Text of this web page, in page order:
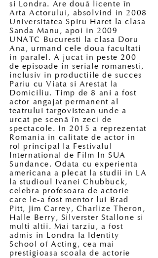
si Londra. Are douã licente în
Arta Actorului, absolvind in 2008
Universitatea Spiru Haret la clasa
Sanda Manu, apoi in 2009
UNATC Bucuresti la clasa Doru
Ana, urmand cele doua facultati
in paralel. A jucat in peste 200
de episoade in seriale romanesti,
inclusiv in productiile de succes
Pariu cu Viata si Arestat la
Domiciliu. Timp de 8 ani a fost
actor angajat permanent al
teatrului targovistean unde a
urcat pe scenã în zeci de
spectacole. In 2015 a reprezentat
Romania in calitate de actor in
rol principal la Festivalul
International de Film In SUA
Sundance. Odata cu experienta
americana a plecat la studii in LA
la studioul Ivanei Chubbuck,
celebra profesoara de actorie
care le-a fost mentor lui Brad
Pitt, Jim Carrey, Charlize Theron,
Halle Berry, Silverster Stallone si
multi altii. Mai tarziu, a fost
admis in Londra la Identity
School of Acting, cea mai
prestigioasa scoala de actorie